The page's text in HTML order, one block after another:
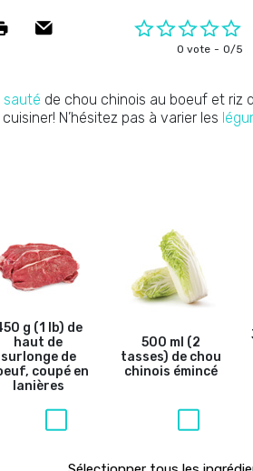
0 vote 0/5
sauté de chou chinois au boeuf et riz
N’hésitez pas à varier les
g (1 lb) de
haut de
surlonge de
coupé en
lanières
500 ml (2
tasses) de chou
chinois émincé